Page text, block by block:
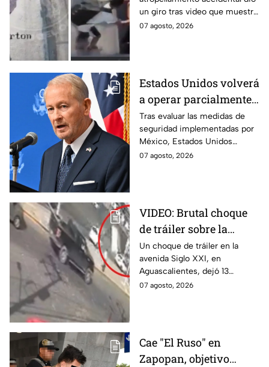
en Monterrey
un giro tras video que muestra
cómo un joven empujó a
07 agosto, 2026
Estados Unidos volverá
a operar parcialmente
en Michoacán tras
suspensión por
motivos de seguridad
Tras evaluar las medidas de
seguridad implementadas por
México, Estados Unidos
reanudará parcialmente sus
07 agosto, 2026
VIDEO: Brutal choque
de tráiler sobre la
avenida Siglo XXI en
Aguascalientes deja
varios heridos y
destrozos
Un choque de tráiler en la
avenida Siglo XXI, en
Aguascalientes, dejó 13
heridos y varios vehículos
07 agosto, 2026
Cae "El Ruso" en
Zapopan, objetivo